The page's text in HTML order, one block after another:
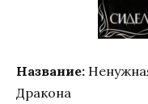
Название:
Дракона